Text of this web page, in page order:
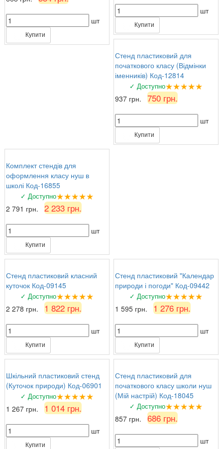
шт
Купити
шт
Купити
Стенд пластиковий для
початкового класу (Відмінки
іменників) Код-12814
✓ Доступно★★★★★
937 грн. 750 грн.
шт
Купити
Комплект стендів для
оформлення класу нуш в
школі Код-16855
✓ Доступно★★★★★
2 791 грн. 2 233 грн.
шт
Купити
Стенд пластиковий класний
куточок Код-09145
✓ Доступно★★★★★
2 278 грн. 1 822 грн.
шт
Купити
Стенд пластиковий "Календар
природи і погоди" Код-09442
✓ Доступно★★★★★
1 595 грн. 1 276 грн.
шт
Купити
Шкільний пластиковий стенд
(Куточок природи) Код-06901
✓ Доступно★★★★★
1 267 грн. 1 014 грн.
шт
Купити
Стенд пластиковий для
початкового класу школи нуш
(Мій настрій) Код-18045
✓ Доступно★★★★★
857 грн. 686 грн.
шт